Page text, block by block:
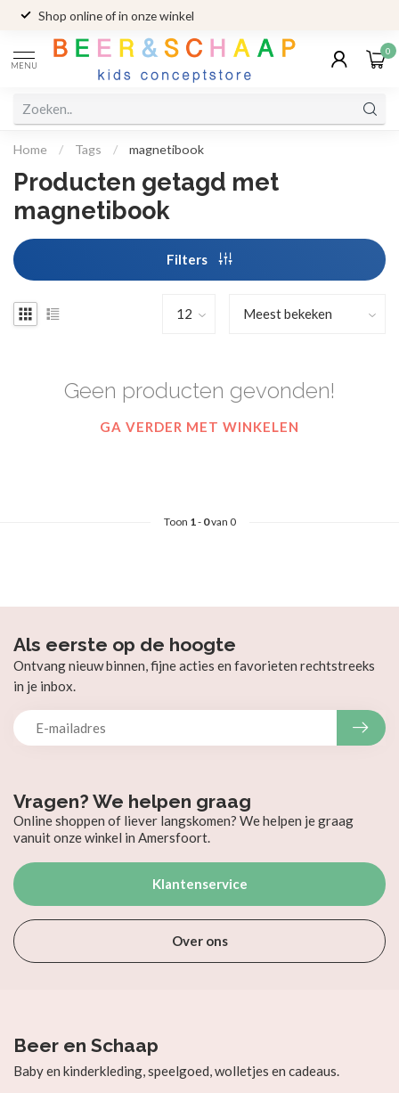
Shop online of in onze winkel
MENU
0
Home / Tags / magnetibook
Producten getagd met
magnetibook
Filters
Geen producten gevonden!
GA VERDER MET WINKELEN
Toon 1- 0van 0
Vragen? We helpen graag
Online shoppen of liever langskomen? We helpen je graag
vanuit onze winkel in Amersfoort.
Klantenservice
Over ons
Als eerste op de hoogte
Ontvang nieuw binnen, fijne acties en favorieten rechtstreeks
in je inbox.
Beer en Schaap
Baby en kinderkleding, speelgoed, wolletjes en cadeaus.